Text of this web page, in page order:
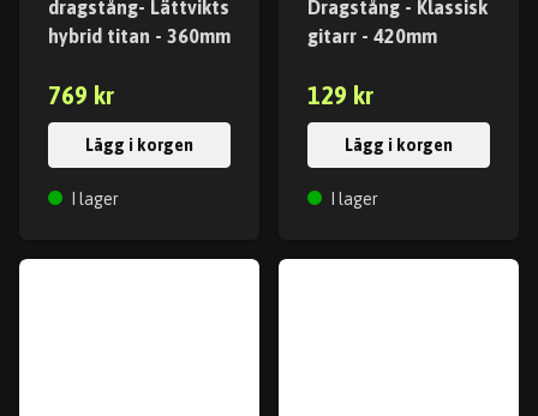
dragstång- Lättvikts
hybrid titan - 360mm
769 kr
Lägg i korgen
I lager
Dragstång - Klassisk
gitarr - 420mm
129 kr
Lägg i korgen
I lager